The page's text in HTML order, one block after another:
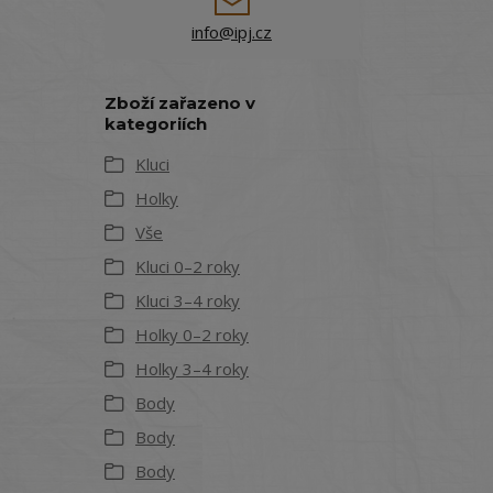
info@ipj.cz
Zboží zařazeno v
kategoriích
Kluci
Holky
Vše
Kluci 0–2 roky
Kluci 3–4 roky
Holky 0–2 roky
Holky 3–4 roky
Body
Body
Body